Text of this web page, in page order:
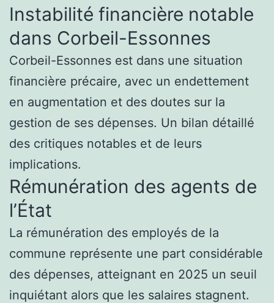
Instabilité financière notable
dans Corbeil-Essonnes
Corbeil-Essonnes est dans une situation
financière précaire, avec un endettement
en augmentation et des doutes sur la
gestion de ses dépenses. Un bilan détaillé
des critiques notables et de leurs
implications.
Rémunération des agents de
l’État
La rémunération des employés de la
commune représente une part considérable
des dépenses, atteignant en 2025 un seuil
inquiétant alors que les salaires stagnent.